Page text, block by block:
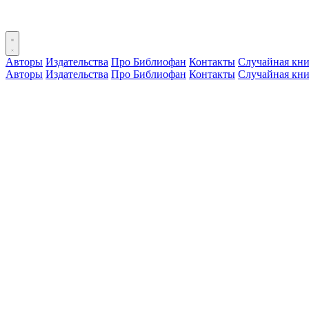
Авторы Издательства Про Библиофан Контакты Случайная
Авторы Издательства Про Библиофан Контакты Случайная